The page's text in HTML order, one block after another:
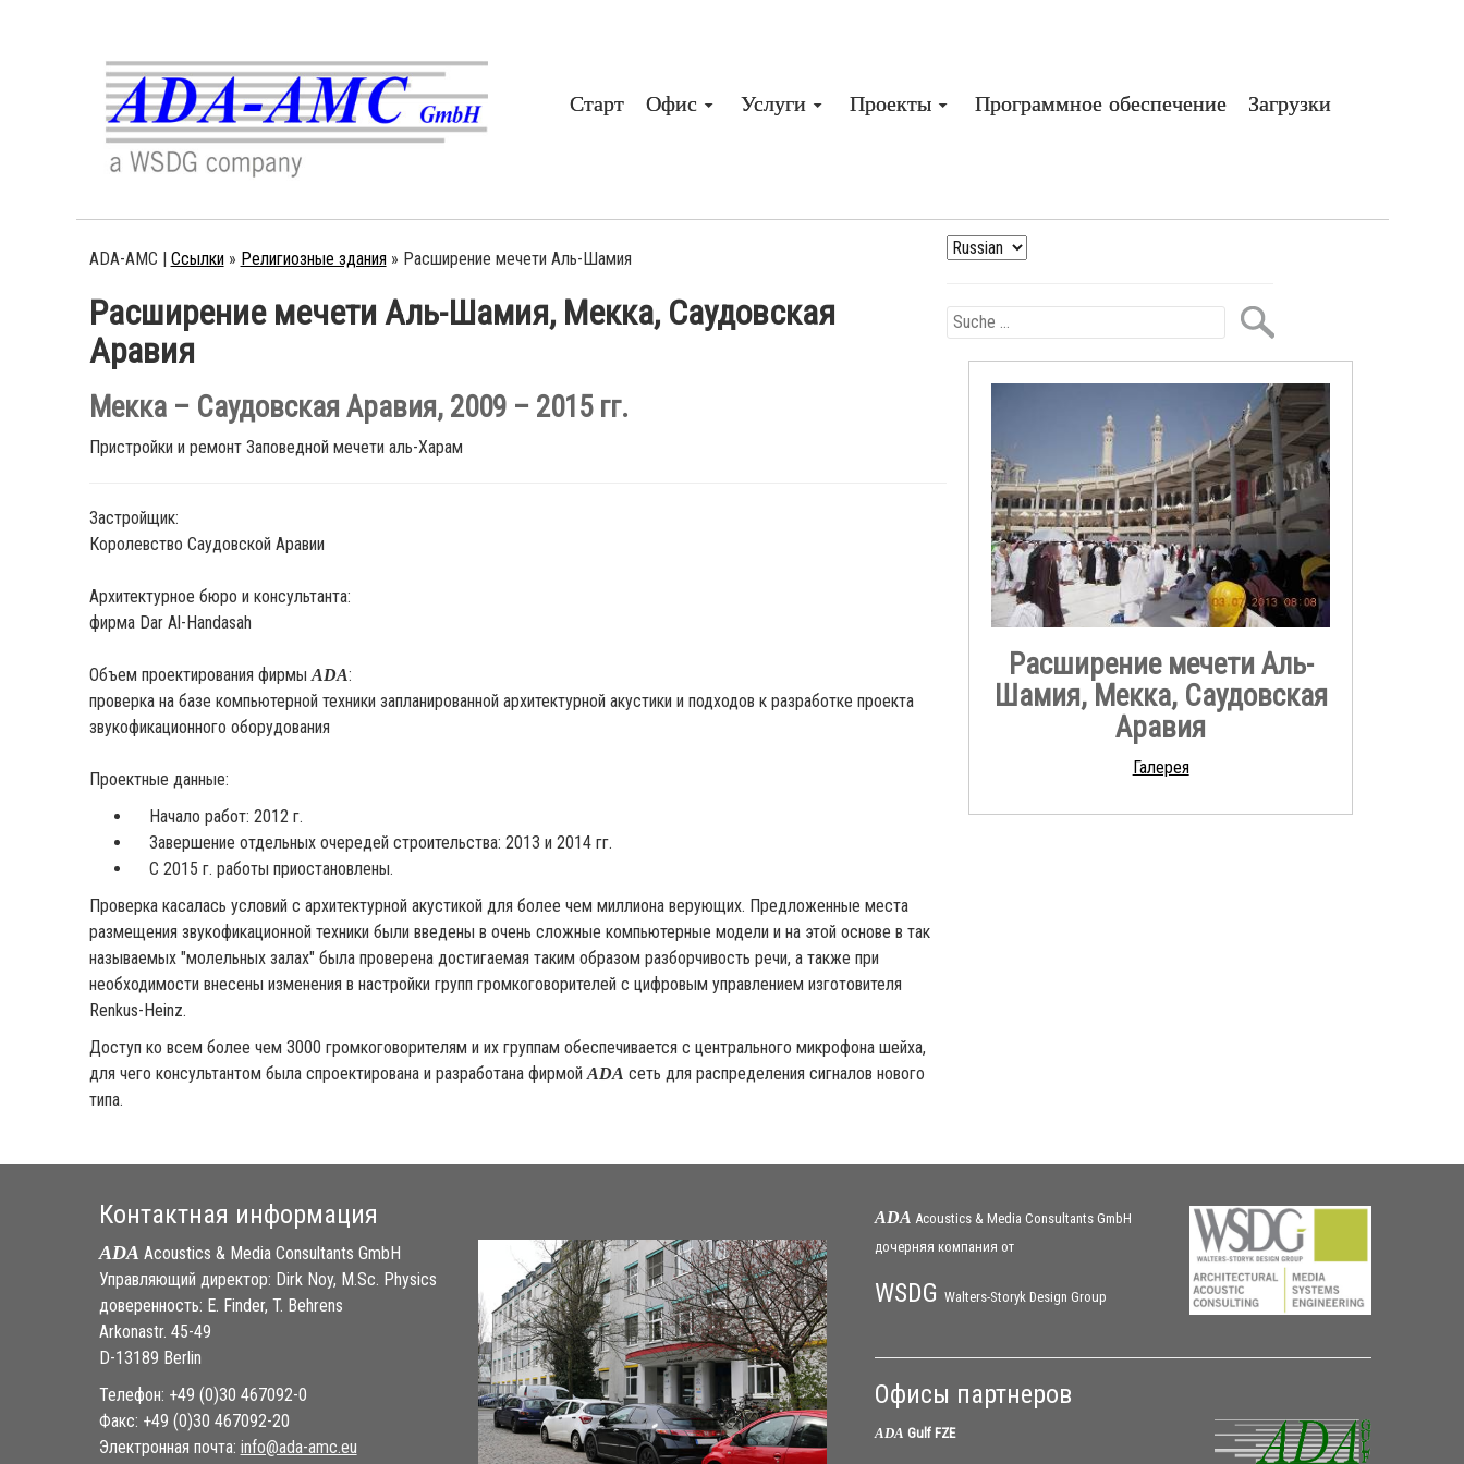
Старт Офис Услуги Проекты Программное обеспечение Загрузки
ADA-AMC | Ссылки » Религиозные здания » Расширение мечети Аль-Шамия
Расширение мечети Аль-Шамия, Мекка, Саудовская
Аравия
Мекка – Саудовская Аравия, 2009 – 2015 гг.
Пристройки и ремонт Заповедной мечети аль-Харам
Застройщик:
Королевство Саудовской Аравии
Архитектурное бюро и консультанта:
фирма Dar Al-Handasah
Объем проектирования фирмы ADA:
проверка на базе компьютерной техники запланированной архитектурной акустики и подходов к разработке проекта
звукофикационного оборудования
Проектные данные:
Начало работ: 2012 г.
Завершение отдельных очередей строительства: 2013 и 2014 гг.
С 2015 г. работы приостановлены.
Проверка касалась условий с архитектурной акустикой для более чем миллиона верующих. Предложенные места
размещения звукофикационной техники были введены в очень сложные компьютерные модели и на этой основе в так
называемых "молельных залах" была проверена достигаемая таким образом разборчивость речи, а также при
необходимости внесены изменения в настройки групп громкоговорителей с цифровым управлением изготовителя
Renkus-Heinz.
Доступ ко всем более чем 3000 громкоговорителям и их группам обеспечивается с центрального микрофона шейха,
для чего консультантом была спроектирована и разработана фирмой ADA сеть для распределения сигналов нового
типа.
Расширение мечети Аль-
Шамия, Мекка, Саудовская
Аравия
Галерея
Контактная информация
ADA Acoustics & Media Consultants GmbH
Управляющий директор: Dirk Noy, M.Sc. Physics
доверенность: E. Finder, T. Behrens
Arkonastr. 45-49
D-13189 Berlin
Телефон: +49 (0)30 467092-0
Факс: +49 (0)30 467092-20
Электронная почта: ue.cma-ada@ofni
ADA Acoustics & Media Consultants GmbH
дочерняя компания от
WSDG Walters-Storyk Design Group
Офисы партнеров
ADA Gulf FZE